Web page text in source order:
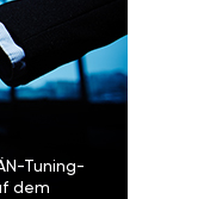
Tuning-
dem